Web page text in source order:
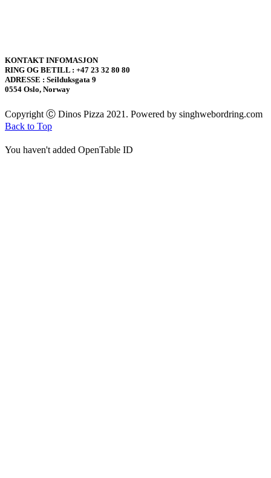
KONTAKT INFOMASJON
RING OG BETILL : +47 23 32 80 80
ADRESSE : Seilduksgata 9
0554 Oslo, Norway
Copyright Ⓒ Dinos Pizza 2021. Powered by singhwebordring.com
Back to Top
You haven't added OpenTable ID